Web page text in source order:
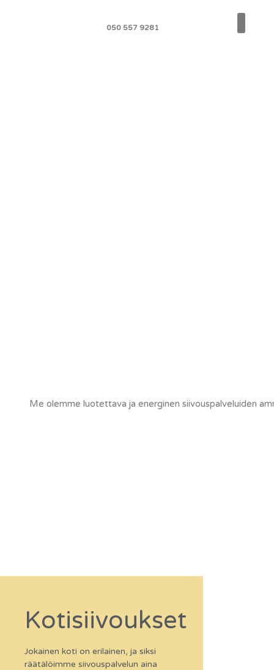
050 557 9281
Me olemme luotettava ja energinen siivouspalveluiden
Kotisiivoukset
Jokainen koti on erilainen, ja siksi
räätälöimme siivouspalvelun aina